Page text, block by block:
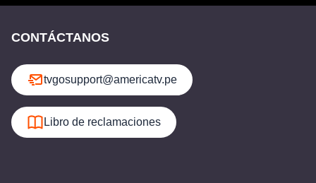
CONTÁCTANOS
tvgosupport@americatv.pe
Libro de reclamaciones